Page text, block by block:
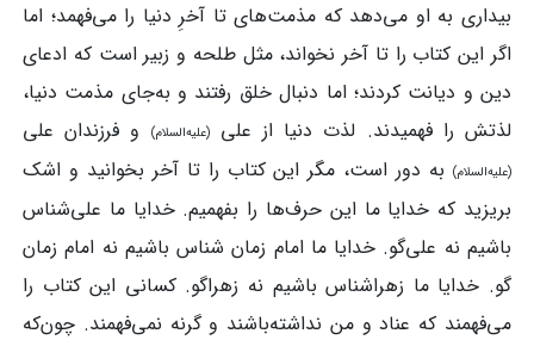
بیداری به او می‌دهد که مذمت‌های تا آخرِ دنیا را می‌فهمد؛ اما
اگر این کتاب را تا آخر نخواند، مثل طلحه و زبیر است که ادعای
دین و دیانت کردند؛ اما دنبال خلق رفتند و به‌جای مذمت دنیا،
لذتش را فهمیدند. لذت دنیا از علی(علیه‌السلام) و فرزندان علی
(علیه‌السلام) به دور است، مگر این کتاب را تا آخر بخوانید و اشک
بریزید که خدایا ما این حرف‌ها را بفهمیم. خدایا ما علی‌شناس
باشیم نه علی‌گو. خدایا ما امام زمان شناس باشیم نه امام زمان
گو. خدایا ما زهراشناس باشیم نه زهراگو. کسانی این کتاب را
می‌فهمند که عناد و من نداشته‌باشند و گرنه نمی‌فهمند. چون‌که